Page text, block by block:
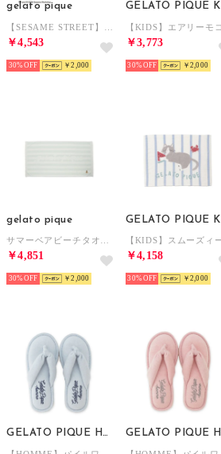
gelato pique
￥4,543
30% ￥2,000
￥3,773
30% ￥2,000
gelato pique
￥4,851
30% ￥2,000
￥4,158
30% ￥2,000
GELATO PIQUE HOMME